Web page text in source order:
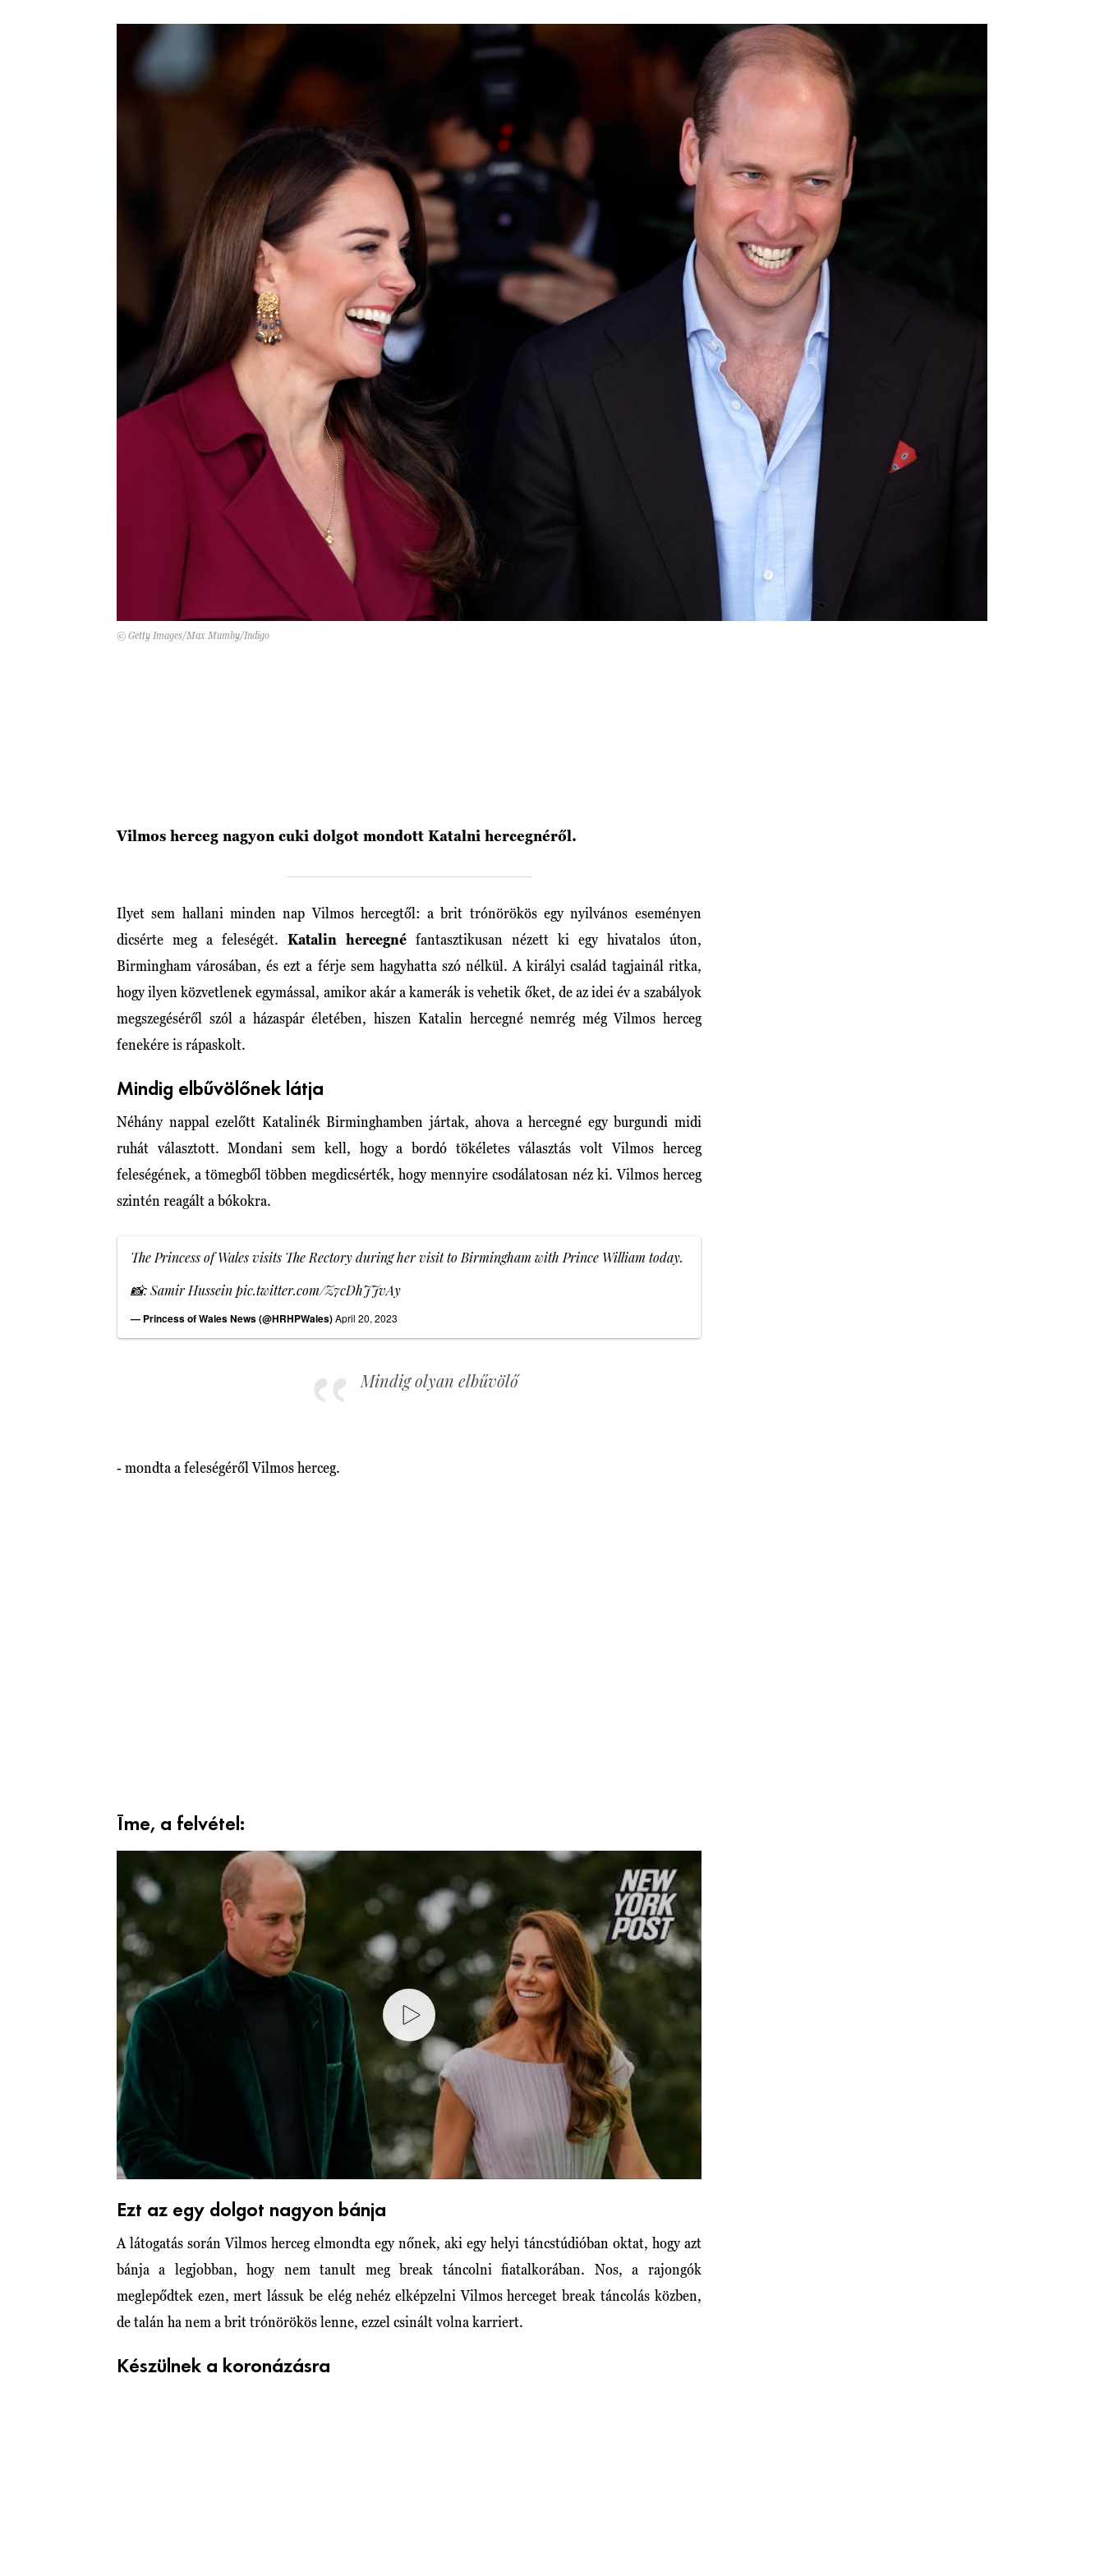
© Getty Images/Max Mumby/Indigo
Vilmos herceg nagyon cuki dolgot mondott Katalni hercegnéről.
Ilyet sem hallani minden nap Vilmos hercegtől: a brit trónörökös egy nyilvános eseményen
dicsérte meg a feleségét. Katalin hercegnéfantasztikusan nézett ki egy hivatalos úton,
Birmingham városában, és ezt a férje sem hagyhatta szó nélkül. A királyi család tagjainál ritka,
hogy ilyen közvetlenek egymással, amikor akár a kamerák is vehetik őket, de az idei év a szabályok
megszegéséről szól a házaspár életében, hiszen Katalin hercegné nemrég még Vilmos herceg
fenekére is rápaskolt.
Mindig elbűvölőnek látja
Néhány nappal ezelőtt Katalinék Birminghamben jártak, ahova a hercegné egy burgundi midi
ruhát választott. Mondani sem kell, hogy a bordó tökéletes választás volt Vilmos herceg
feleségének, a tömegből többen megdicsérték, hogy mennyire csodálatosan néz ki. Vilmos herceg
szintén reagált a bókokra.
The Princess of Wales visits The Rectory during her visit to Birmingham with Prince William today.
📸: Samir Husseinpic.twitter.com/Z7cDhJJvAy
— Princess of Wales News (@HRHPWales)April 20, 2023
Mindig olyan elbűvölő
- mondta a feleségéről Vilmos herceg.
Íme, a felvétel:
Ezt az egy dolgot nagyon bánja
A látogatás során Vilmos herceg elmondta egy nőnek, aki egy helyi táncstúdióban oktat, hogy azt
bánja a legjobban, hogy nem tanult meg break táncolni fiatalkorában. Nos, a rajongók
meglepődtek ezen, mert lássuk be elég nehéz elképzelni Vilmos herceget break táncolás közben,
de talán ha nem a brit trónörökös lenne, ezzel csinált volna karriert.
Készülnek a koronázásra